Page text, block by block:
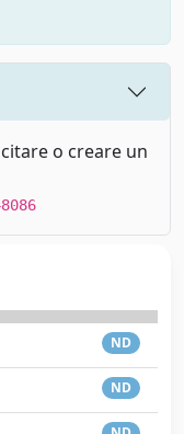
o creare un
ND
ND